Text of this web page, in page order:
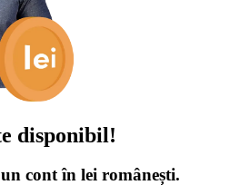
disponibil!
cont în lei românești.